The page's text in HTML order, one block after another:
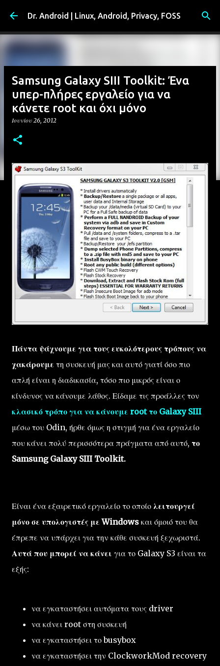
Μετάβαση στο κύριο περιεχόμενο
Dr. Android | Linux, Android, Privacy, FOSS
Samsung Galaxy SIII Toolkit: Ένα
υπερ-πλήρες εργαλείο για να
κάνετε root και όχι μόνο
Ιουνίου 26, 2012
Πάντα ψάχνουμε για τους ευκολότερους τρόπους να
χακάρουμε τη συσκευή μας και αυτό γιατί όσο πιο
απλή είναι η διαδικασία, τόσο πιο μικρός είναι ο
κίνδυνος να κάνουμε λάθος. Είδαμε τις προάλλες τον
κλασικό τρόπο για να κάνουμε root το Galaxy SIII
μέσω του Odin, ήρθε όμως η στιγμή για ένα εργαλείο
που κάνει πολύ περισσότερα πράγματα από αυτό, το
Samsung Galaxy SIII Toolkit.
Είναι ένα εξαιρετικό εργαλείο το οποίο λειτουργεί
μόνο σε υπολογιστές με Windows και όμοιό του θα
έπρεπε να υπάρχει για την κάθε συσκευή ξεχωριστά.
Αυτά που μπορεί να κάνει για το Galaxy S3 είναι τα
εξής:
να εγκαταστήσει αυτόματα τους driver
να κάνει root στη συσκευή
να εγκαταστήσει το busybox
να εγκαταστήσει την ClockworkMod recovery